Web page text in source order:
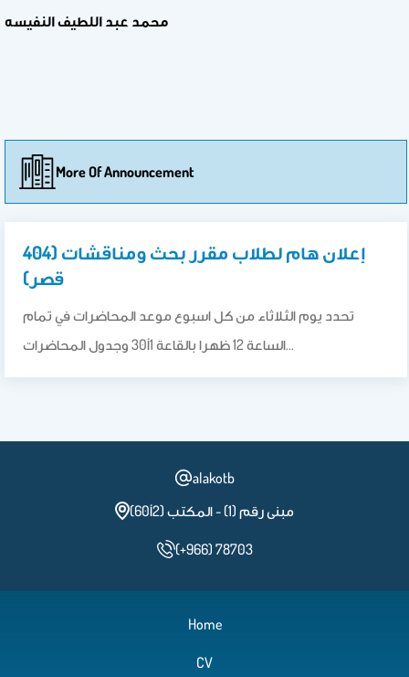
محمد عبد اللطيف النفيسه
More Of Announcement
إعلان هام لطلاب مقرر بحث ومناقشات (404
قصر)
تحدد يوم الثلاثاء من كل اسبوع موعد المحاضرات في تمام
الساعة 12 ظهرا بالقاعة 1أ30 وجدول المحاضرات…
alakotb
مبنى رقم (1) - المكتب (2أ60)
(+966) 78703
Home
CV